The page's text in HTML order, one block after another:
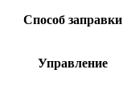
Способ заправки
Управление